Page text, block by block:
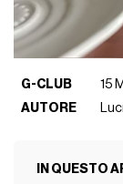
G-CLUB
15
AUTORE
IN QUESTO